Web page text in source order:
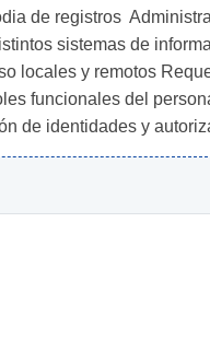
de registros
sistemas de
locales y remotos
funcionales del
de identidades y